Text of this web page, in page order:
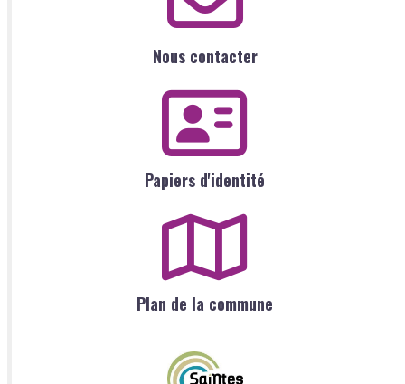
Nous contacter
Papiers d'identité
Plan de la commune